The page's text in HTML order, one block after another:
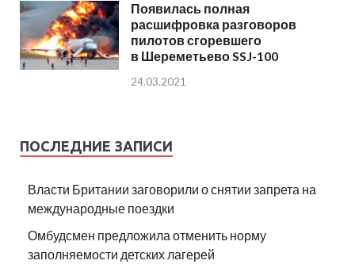
Появилась полная
расшифровка разговоров
пилотов сгоревшего
в Шереметьево SSJ-100
24.03.2021
ПОСЛЕДНИЕ ЗАПИСИ
Власти Британии заговорили о снятии запрета на
международные поездки
Омбудсмен предложила отменить норму
заполняемости детских лагерей